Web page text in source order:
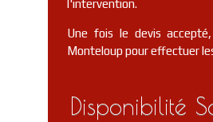
l'intervention.
Une fois le devis
Monteloup pour effectuer
Disponibilité